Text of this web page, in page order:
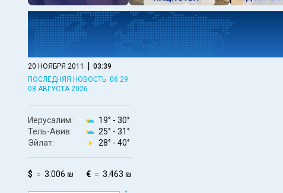
20 НОЯБРЯ 2011 | 03:39
ПОСЛЕДНЯЯ НОВОСТЬ: 06:29
08 АВГУСТА 2026
Иерусалим: 19° - 30°
Тель-Авив:
25° - 31°
Эйлат:
28° - 40°
$ 3.006 ₪ € 3.463 ₪